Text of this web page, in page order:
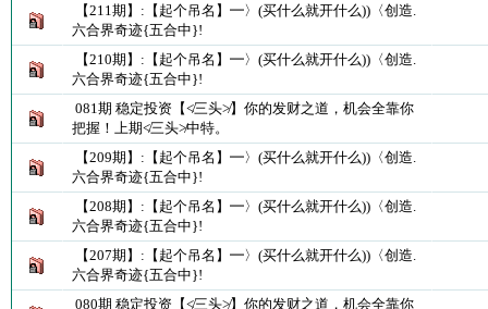
【211期】:【起个吊名】━〉(买什么就开什么))〈创造.
六合界奇迹{五合中}!
【210期】:【起个吊名】━〉(买什么就开什么))〈创造.
六合界奇迹{五合中}!
081期 稳定投资【≮三头≯】你的发财之道，机会全靠你
把握！上期≮三头≯中特。
【209期】:【起个吊名】━〉(买什么就开什么))〈创造.
六合界奇迹{五合中}!
【208期】:【起个吊名】━〉(买什么就开什么))〈创造.
六合界奇迹{五合中}!
【207期】:【起个吊名】━〉(买什么就开什么))〈创造.
六合界奇迹{五合中}!
080期 稳定投资【≮三头≯】你的发财之道，机会全靠你